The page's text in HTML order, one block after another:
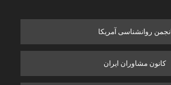
انجمن روانشناسی آمریکا
کانون مشاوران ایران